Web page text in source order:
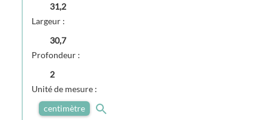
31,2
Largeur :
30,7
Profondeur :
2
Unité de mesure :
centimètre